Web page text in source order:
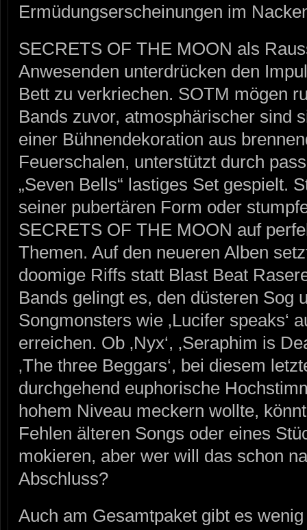
Ermüdungserscheinungen im
SECRETS OF THE MOON als
Anwesenden unterdrücken den
Bett zu verkriechen. SOTM mögen
Bands zuvor, atmosphärischer sind
einer Bühnendekoration aus
Feuerschalen, unterstützt durch
„Seven Bells“ lastiges Set gespielt.
seiner pubertären Form oder
SECRETS OF THE MOON auf
Themen. Auf den neueren Alben
doomige Riffs statt Blast Beat
Bands gelingt es, den düsteren Sog
Songmonsters wie ‚Lucifer speaks‘
erreichen. Ob ‚Nyx‘, ‚Seraphim is
‚The three Beggars‘, bei diesem
durchgehend euphorische
hohem Niveau meckern wollte,
Fehlen älteren Songs oder eines
mokieren, aber wer will das schon
Abschluss?
Auch am Gesamtpaket gibt es